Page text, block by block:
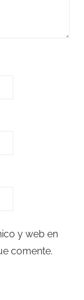
y web en
comente.